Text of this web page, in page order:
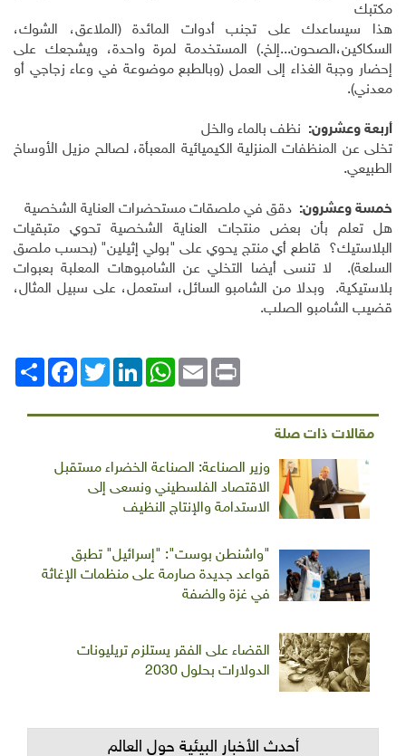
مكتبك
هذا سيساعدك على تجنب أدوات المائدة (الملاعق، الشوك،
السكاكين،الصحون...إلخ.) المستخدمة لمرة واحدة، ويشجعك على
إحضار وجبة الغذاء إلى العمل (وبالطبع موضوعة في وعاء زجاجي أو
معدني).
أربعة وعشرون: نظف بالماء والخل
تخلى عن المنظفات المنزلية الكيميائية المعبأة، لصالح مزيل الأوساخ
الطبيعي.
خمسة وعشرون: دقق في ملصقات مستحضرات العناية الشخصية
هل تعلم بأن بعض منتجات العناية الشخصية تحوي متبقيات
البلاستيك؟ قاطع أي منتج يحوي على "بولي إثيلين" (بحسب ملصق
السلعة). لا تنسى أيضا التخلي عن الشامبوهات المعلبة بعبوات
بلاستيكية. وبدلا من الشامبو السائل، استعمل، على سبيل المثال،
قضيب الشامبو الصلب.
انشر
FacebookTwitterLinkedIn
WhatsAppEmail Print
مقالات ذات صلة
وزير الصناعة: الصناعة الخضراء مستقبل
الاقتصاد الفلسطيني ونسعى إلى
الاستدامة والإنتاج النظيف
"واشنطن بوست": "إسرائيل" تطبق
قواعد جديدة صارمة على منظمات الإغاثة
في غزة والضفة
القضاء على الفقر يستلزم تريليونات
الدولارات بحلول 2030
أحدث الأخبار البيئية حول العالم